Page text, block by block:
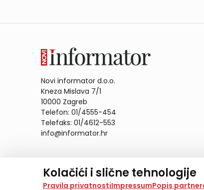
Kolačići i slične tehnologije
Na našoj web stranici koristimo kolačiće i
Pravila privatnostiImpressumPopis
Novi informator d.o.o.
Kneza Mislava 7/1
10000 Zagreb
Telefon: 01/4555-454
Telefaks: 01/4612-553
info@informator.hr